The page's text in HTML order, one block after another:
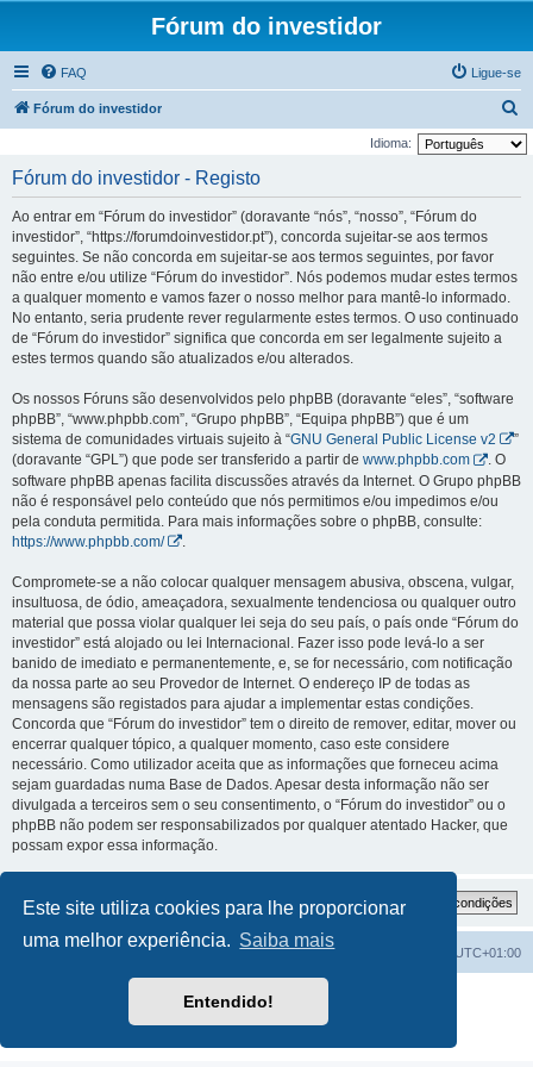
Este site utiliza cookies para lhe proporcionar
uma melhor experiência. Saiba mais
Entendido!
Fórum do investidor
FAQ Ligue-se
Fórum do investidor
e
Idioma:
Fórum do investidor - Registo
Ao entrar em “Fórum do investidor” (doravante “nós”, “nosso”, “Fórum do
investidor”, “https://forumdoinvestidor.pt”), concorda sujeitar-se aos termos
seguintes. Se não concorda em sujeitar-se aos termos seguintes, por favor
não entre e/ou utilize “Fórum do investidor”. Nós podemos mudar estes termos
a qualquer momento e vamos fazer o nosso melhor para mantê-lo informado.
No entanto, seria prudente rever regularmente estes termos. O uso continuado
de “Fórum do investidor” significa que concorda em ser legalmente sujeito a
estes termos quando são atualizados e/ou alterados.
Os nossos Fóruns são desenvolvidos pelo phpBB (doravante “eles”, “software
phpBB”, “www.phpbb.com”, “Grupo phpBB”, “Equipa phpBB”) que é um
sistema de comunidades virtuais sujeito à “GNU General Public License v2
”
(doravante “GPL”) que pode ser transferido a partir de www.phpbb.com
. O
software phpBB apenas facilita discussões através da Internet. O Grupo phpBB
não é responsável pelo conteúdo que nós permitimos e/ou impedimos e/ou
pela conduta permitida. Para mais informações sobre o phpBB, consulte:
https://www.phpbb.com/
Compromete-se a não colocar qualquer mensagem abusiva, obscena, vulgar,
insultuosa, de ódio, ameaçadora, sexualmente tendenciosa ou qualquer outro
material que possa violar qualquer lei seja do seu país, o país onde “Fórum do
investidor” está alojado ou lei Internacional. Fazer isso pode levá-lo a ser
banido de imediato e permanentemente, e, se for necessário, com notificação
da nossa parte ao seu Provedor de Internet. O endereço IP de todas as
mensagens são registados para ajudar a implementar estas condições.
Concorda que “Fórum do investidor” tem o direito de remover, editar, mover ou
encerrar qualquer tópico, a qualquer momento, caso este considere
necessário. Como utilizador aceita que as informações que forneceu acima
sejam guardadas numa Base de Dados. Apesar desta informação não ser
divulgada a terceiros sem o seu consentimento, o “Fórum do investidor” ou o
phpBB não podem ser responsabilizados por qualquer atentado Hacker, que
possam expor essa informação.
Fórum do investidor O Fuso Horário do Fórum é UTC+01:00
Desenvolvido por phpBB® Forum Software © phpBB Limited